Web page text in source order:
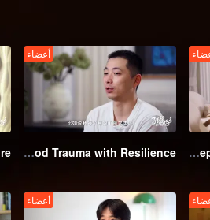
EP1: The Million-Follower Blogger A Pang Overcomes Challenges to Achieve Financial Freedom Who's Separated but Not Divorced
أعضاء
EP2: Li Dong Heals Childhood Trauma with Resilience
أعضاء